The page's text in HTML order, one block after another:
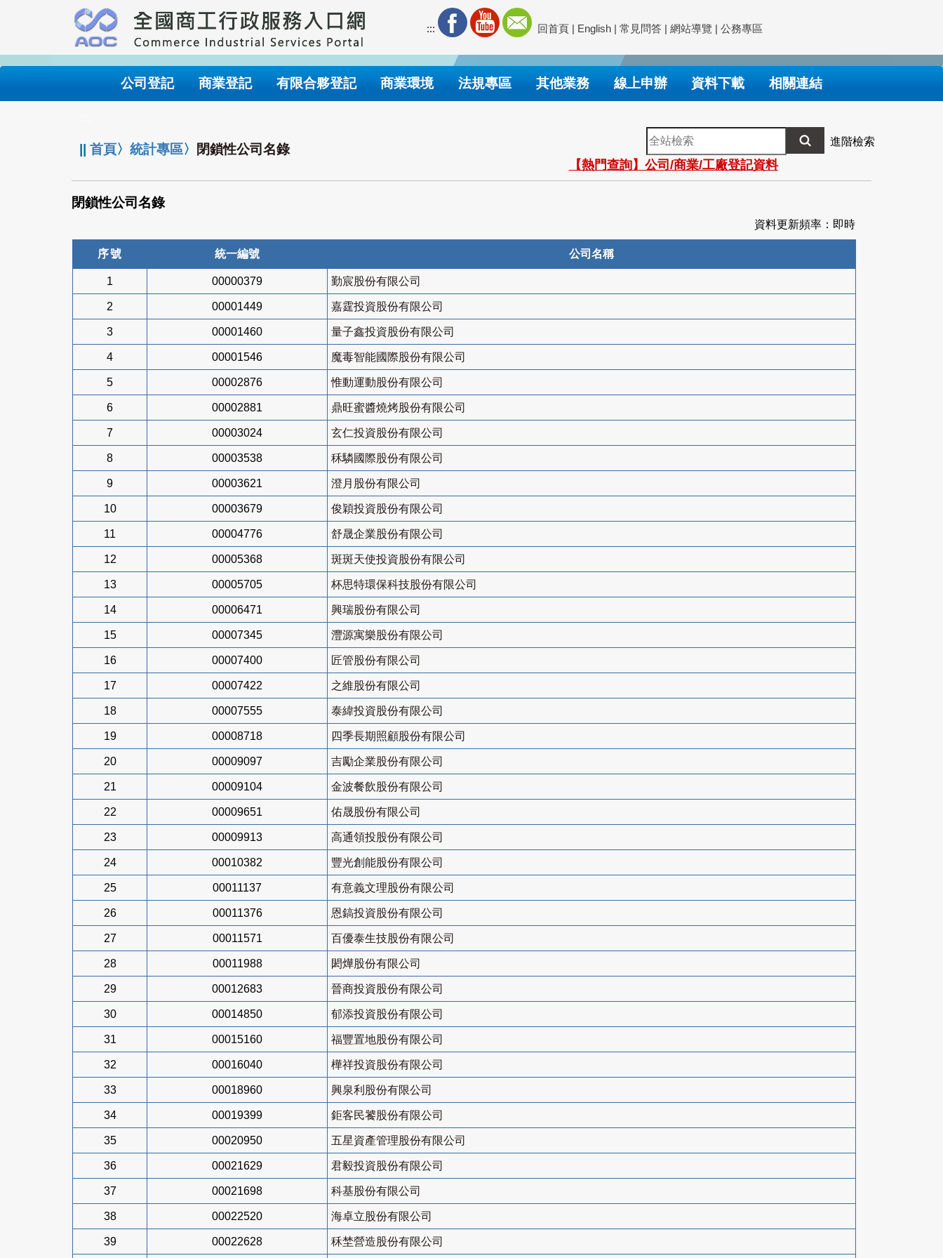
要
內
::: 回首頁 | English | 常見問答 | 網站導覽 | 公務專區
公司登記 商業登記 有限合夥登記 商業環境 法規專區 其他業務 線上申辦 資料下載 相關連結
||首頁〉統計專區〉 閉鎖性公司名錄
全
站
檢
索
進階檢索
【熱門查詢】公司/商業/工廠登記資料
閉鎖性公司名錄
資料更新頻率：即時
序號 統一編號 公司名稱
1 00000379 勤宸股份有限公司
2 00001449 嘉霆投資股份有限公司
3 00001460 量子鑫投資股份有限公司
4 00001546 魔毒智能國際股份有限公司
5 00002876 惟動運動股份有限公司
6 00002881 鼎旺蜜醬燒烤股份有限公司
7 00003024 玄仁投資股份有限公司
8 00003538 秝驎國際股份有限公司
9 00003621 澄月股份有限公司
10 00003679 俊穎投資股份有限公司
11 00004776 舒晟企業股份有限公司
12 00005368 斑斑天使投資股份有限公司
13 00005705 杯思特環保科技股份有限公司
14 00006471 興瑞股份有限公司
15 00007345 灃源寓樂股份有限公司
16 00007400 匠管股份有限公司
17 00007422 之維股份有限公司
18 00007555 泰緯投資股份有限公司
19 00008718 四季長期照顧股份有限公司
20 00009097 吉勵企業股份有限公司
21 00009104 金波餐飲股份有限公司
22 00009651 佑晟股份有限公司
23 00009913 高通領投股份有限公司
24 00010382 豐光創能股份有限公司
25 00011137 有意義文理股份有限公司
26 00011376 恩鎬投資股份有限公司
27 00011571 百優泰生技股份有限公司
28 00011988 閎燁股份有限公司
29 00012683 晉商投資股份有限公司
30 00014850 郁添投資股份有限公司
31 00015160 福豐置地股份有限公司
32 00016040 樺祥投資股份有限公司
33 00018960 興泉利股份有限公司
34 00019399 鉅客民饕股份有限公司
35 00020950 五星資產管理股份有限公司
36 00021629 君毅投資股份有限公司
37 00021698 科基股份有限公司
38 00022520 海卓立股份有限公司
39 00022628 秝埜營造股份有限公司